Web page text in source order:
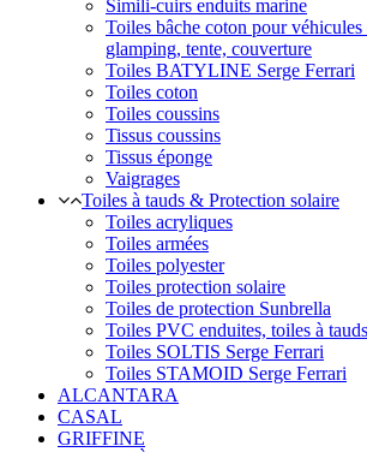
Simili-cuirs enduits marine
Toiles bâche coton pour véhicules
glamping, tente, couverture
Toiles BATYLINE Serge Ferrari
Toiles coton
Toiles coussins
Tissus coussins
Tissus éponge
Vaigrages
Toiles à tauds & Protection solaire
Toiles acryliques
Toiles armées
Toiles polyester
Toiles protection solaire
Toiles de protection Sunbrella
Toiles PVC enduites, toiles à tauds
Toiles SOLTIS Serge Ferrari
Toiles STAMOID Serge Ferrari
ALCANTARA
CASAL
GRIFFINE